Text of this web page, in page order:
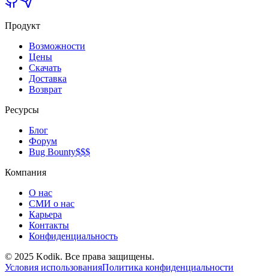
Продукт
Возможности
Цены
Скачать
Доставка
Возврат
Ресурсы
Блог
Форум
Bug Bounty$$$
Компания
О нас
СМИ о нас
Карьера
Контакты
Конфиденциальность
© 2025 Kodik. Все права защищены.
Условия использованияПолитика конфиденциальности